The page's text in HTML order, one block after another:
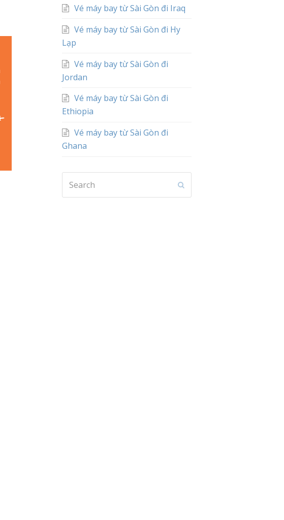
Vé máy bay từ Sài Gòn đi Iraq
Vé máy bay từ Sài Gòn đi Hy
Lạp
Vé máy bay từ Sài Gòn đi
Jordan
Vé máy bay từ Sài Gòn đi
Ethiopia
Vé máy bay từ Sài Gòn đi
Ghana